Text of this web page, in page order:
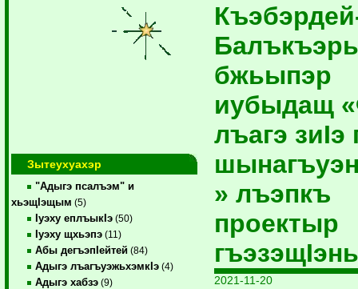
Зытеухуахэр
"Адыгэ псалъэм" и
хьэщIэщым (5)
Iуэху еплъыкIэ (50)
Iуэху щхьэпэ (11)
Абы дегъэпIейтей (84)
Адыгэ лъагъуэжьхэмкIэ (4)
Адыгэ хабзэ (9)
бжьыпэр
иубыдащ
лъагэ зиIэ
» лъэпкъ
проектыр
2021-11-20